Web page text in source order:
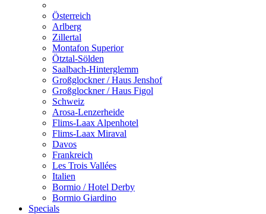
Österreich
Arlberg
Zillertal
Montafon Superior
Ötztal-Sölden
Saalbach-Hinterglemm
Großglockner / Haus Jenshof
Großglockner / Haus Figol
Schweiz
Arosa-Lenzerheide
Flims-Laax Alpenhotel
Flims-Laax Miraval
Davos
Frankreich
Les Trois Vallées
Italien
Bormio / Hotel Derby
Bormio Giardino
Specials